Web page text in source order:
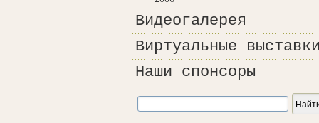
Видеогалерея
Виртуальные
Наши спонсоры